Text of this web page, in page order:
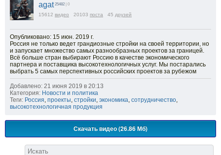
agat 25482 | 0
15612 видео 20103 поста 45 друзей
Опубликовано: 15 июн. 2019 г.
Россия не только ведет грандиозные стройки на своей территории, но
и запускает множество самых разнообразных проектов за границей.
Всё больше стран выбирают Россию в качестве экономического
партнера и поставщика высокотехнологичных услуг. Мы постарались
выбрать 5 самых перспективных российских проектов за рубежом
Добавлено: 21 июня 2019 в 20:13
Категория: Новости и политика
Теги: Россия, проекты, стройки, экономика, сотрудничество,
высокотехнологичная продукция
Скачать видео (26.86 Мб)